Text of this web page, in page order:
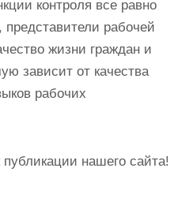
контроля все равно
рабочей
жизни граждан и
зависит от качества
рабочих
нашего сайта!